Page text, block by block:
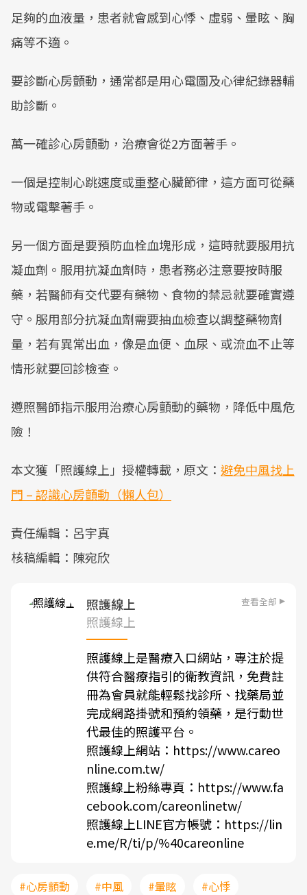
足夠的血液量，患者就會感到心悸、虛弱、暈眩、胸
痛等不適。
要診斷心房顫動，通常都是用心電圖及心律紀錄器輔
助診斷。
萬一確診心房顫動，治療會從2方面著手。
一個是控制心跳速度或重整心臟節律，這方面可從藥
物或電擊著手。
另一個方面是要預防血栓血塊形成，這時就要服用抗
凝血劑。服用抗凝血劑時，患者務必注意要按時服
藥，若醫師有交代要有藥物、食物的禁忌就要確實遵
守。服用部分抗凝血劑需要抽血檢查以調整藥物劑
量，若有異常出血，像是血便、血尿、或流血不止等
情形就要回診檢查。
遵照醫師指示服用治療心房顫動的藥物，降低中風危
險！
本文獲「照護線上」授權轉載，原文： 避免中風找上
門 – 認識心房顫動（懶人包）
責任編輯：呂宇真
核稿編輯：陳宛欣
照護線上 查看全部
照護線上
照護線上是醫療入口網站，專注於提
供符合醫療指引的衛教資訊，免費註
冊為會員就能輕鬆找診所、找藥局並
完成網路掛號和預約領藥，是行動世
代最佳的照護平台。
照護線上網站： https://www.careo
nline.com.tw/
照護線上粉絲專頁： https://www.fa
cebook.com/careonlinetw/
照護線上LINE官方帳號： https://lin
e.me/R/ti/p/%40careonline
#心房顫動 #中風 #暈眩 #心悸